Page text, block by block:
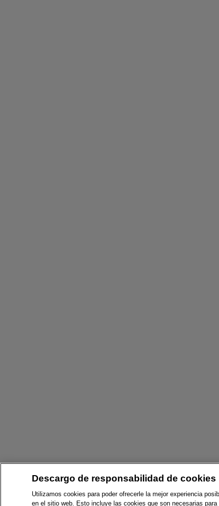
Descargo de responsabilidad de cookies
Utilizamos cookies para poder ofrecerle la mejor experiencia
en el sitio web. Esto incluye las cookies que son necesarias para